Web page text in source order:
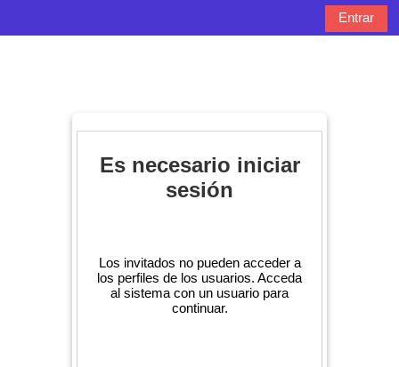
Entrar
Es necesario iniciar
sesión
Los invitados no pueden acceder a
los perfiles de los usuarios. Acceda
al sistema con un usuario para
continuar.